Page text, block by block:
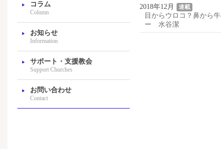
コラム
Column
お知らせ
Information
サポート・支援教会
Support Churches
お問い合わせ
Contact
2018年12月 連載
目からウロコ？鼻から
ー 水谷潔